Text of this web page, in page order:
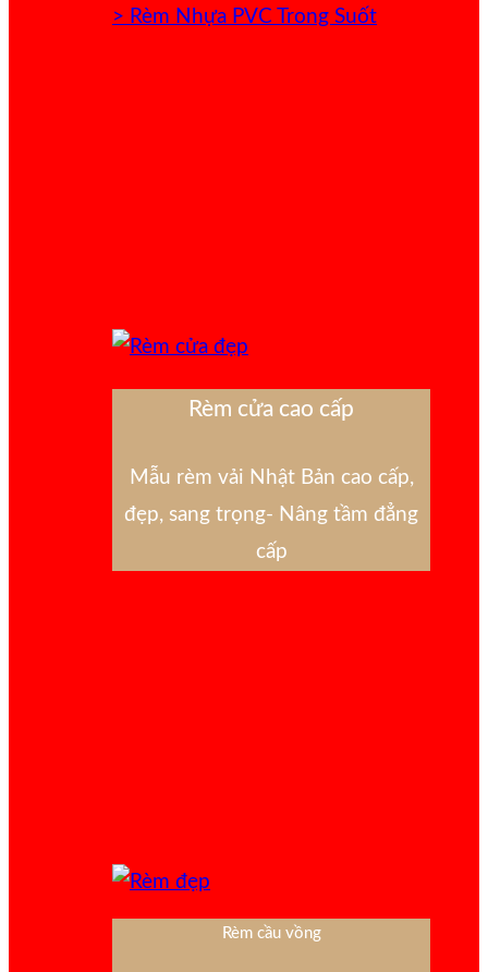
> Rèm Nhựa PVC Trong Suốt
Rèm cửa cao cấp
Mẫu rèm vải Nhật Bản cao cấp,
đẹp, sang trọng- Nâng tầm đẳng
cấp
Rèm cầu vồng